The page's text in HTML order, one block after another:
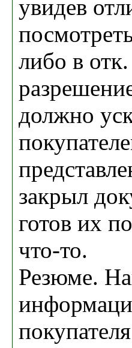
увидев
либо в
должно
закрыл
готов их
что-то.
Резюме.